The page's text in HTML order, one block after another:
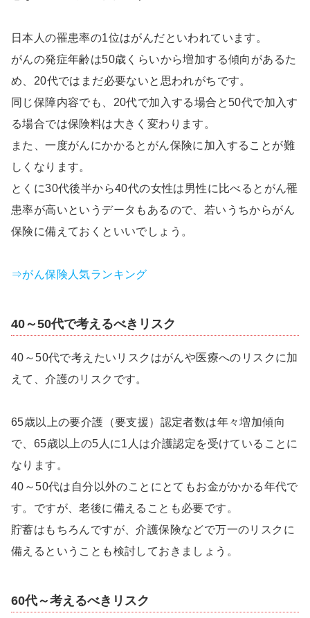
日本人の罹患率の1位はがんだといわれています。
がんの発症年齢は50歳くらいから増加する傾向があるた
め、20代ではまだ必要ないと思われがちです。
同じ保障内容でも、20代で加入する場合と50代で加入す
る場合では保険料は大きく変わります。
また、一度がんにかかるとがん保険に加入することが難
しくなります。
とくに30代後半から40代の女性は男性に比べるとがん罹
患率が高いというデータもあるので、若いうちからがん
保険に備えておくといいでしょう。
⇒がん保険人気ランキング
40～50代で考えるべきリスク
40～50代で考えたいリスクはがんや医療へのリスクに加
えて、介護のリスクです。
65歳以上の要介護（要支援）認定者数は年々増加傾向
で、65歳以上の5人に1人は介護認定を受けていることに
なります。
40～50代は自分以外のことにとてもお金がかかる年代で
す。ですが、老後に備えることも必要です。
貯蓄はもちろんですが、介護保険などで万一のリスクに
備えるということも検討しておきましょう。
60代～考えるべきリスク